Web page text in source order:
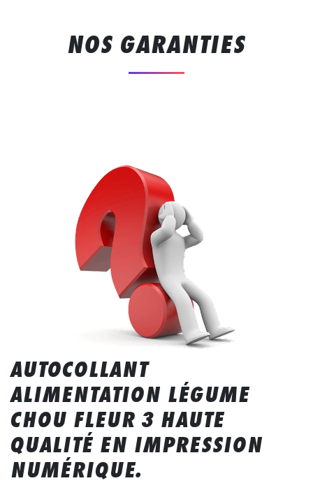
NOS GARANTIES
AUTOCOLLANT
ALIMENTATION LÉGUME
CHOU FLEUR 3 HAUTE
QUALITÉ EN IMPRESSION
NUMÉRIQUE.